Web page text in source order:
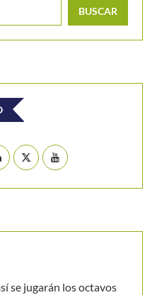
BUSCAR
se jugarán los octavos